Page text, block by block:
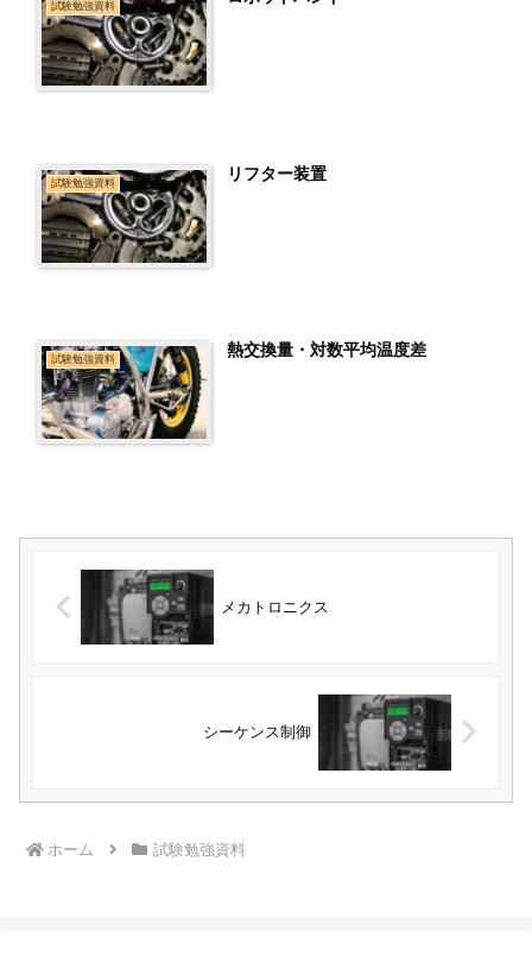
試験勉強資料
試験勉強資料 リフター装置
試験勉強資料 熱交換量・対数平均温度差
メカトロニクス
シーケンス制御
ホーム 試験勉強資料